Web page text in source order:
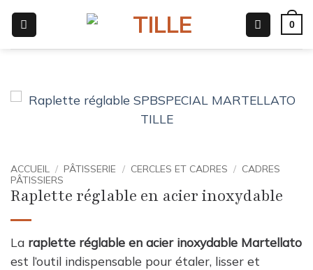
contenu
0
ACCUEIL / PÂTISSERIE / CERCLES ET CADRES / CADRES
PÂTISSIERS
Raplette réglable en acier inoxydable
La raplette réglable en acier inoxydable Martellato
est l’outil indispensable pour étaler, lisser et